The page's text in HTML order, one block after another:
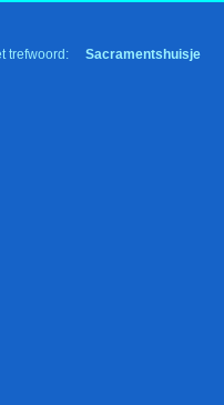
trefwoord: Sacramentshuisje